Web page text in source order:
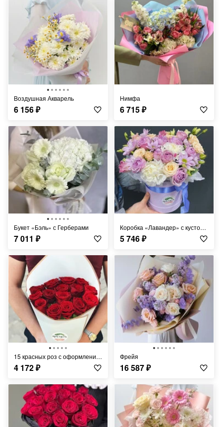
Воздушная Акварель
6 156₽
Нимфа
6 715₽
Букет «Бэль» с Герберами
7 011 ₽
Коробка «Лавандер» с кустовой розой
5 746₽
15 красных роз с оформлением
4 172₽
фрейя
16 587₽